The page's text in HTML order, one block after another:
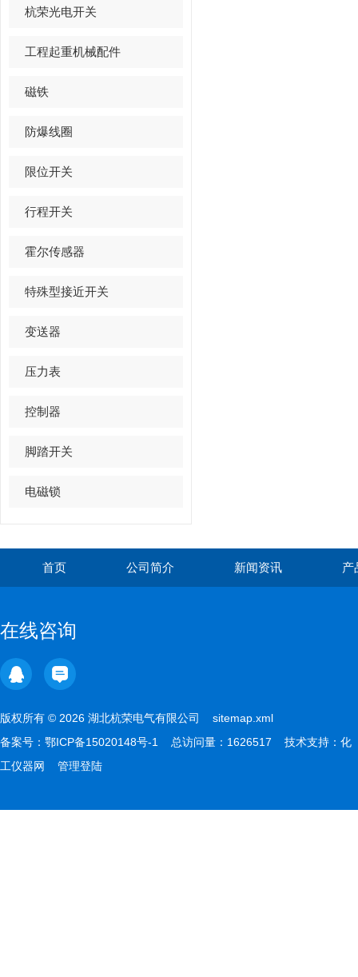
杭荣光电开关
工程起重机械配件
磁铁
防爆线圈
限位开关
行程开关
霍尔传感器
特殊型接近开关
变送器
压力表
控制器
脚踏开关
电磁锁
首页 公司简介 新闻资讯 产
在线咨询
版权所有 © 2026 湖北杭荣电气有限公司 sitemap.xml
备案号： 鄂ICP备15020148号-1 总访问量：1626517 技术支持： 化
工仪器网
管理登陆